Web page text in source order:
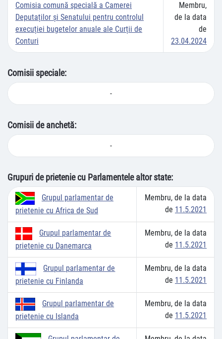
Comisia comună specială a Camerei
Deputaților și Senatului pentru controlul
execuției bugetelor anuale ale Curții de
Conturi
Membru,
de la data
de
23.04.2024
Comisii speciale:
-
Comisii de anchetă:
-
Grupuri de prietenie cu Parlamentele altor state:
Grupul parlamentar de
prietenie cu Africa de Sud
Membru, de la data
de 11.5.2021
Grupul parlamentar de
prietenie cu Danemarca
Membru, de la data
de 11.5.2021
Grupul parlamentar de
prietenie cu Finlanda
Membru, de la data
de 11.5.2021
Grupul parlamentar de
prietenie cu Islanda
Membru, de la data
de 11.5.2021